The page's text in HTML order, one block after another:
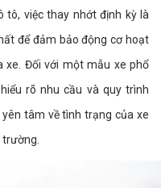
tô, việc thay nhớt định kỳ là
để đảm bảo động cơ hoạt
xe. Đối với một mẫu xe phổ
rõ nhu cầu và quy trình
tâm về tình trạng của xe